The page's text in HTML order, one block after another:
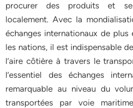
procurer des produits et
localement. Avec la
échanges internationaux de
les nations, il est indispensable
l’aire côtière à travers le
l’essentiel des échanges
remarquable au niveau du
transportées par voie